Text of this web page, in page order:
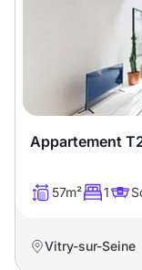
Appartement
57m² 1
Vitry-sur-Seine